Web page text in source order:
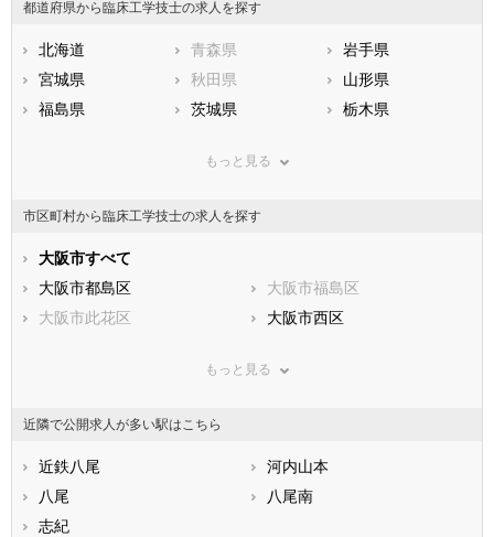
都道府県から臨床工学技士の求人を探す
北海道 青森県
岩手県
宮城県
秋田県
山形県
福島県
茨城県
栃木県
神奈川県
石川県
福井県
静岡県
滋賀県
大阪府
兵庫県
和歌山県
山口県
福岡県
佐賀県
熊本県
鹿児島県
もっと見る
市区町村から臨床工学技士の求人を探す
大阪市すべて
大阪市都島区
大阪市福島区
大阪市此花区
大阪市西区
大阪市浪速区
大阪市東成区
大阪市旭区
大阪市城東区
大阪市阿倍野区
大阪市住吉区
大阪市東住吉区
もっと見る
近隣で公開求人が多い駅はこちら
近鉄八尾
河内山本
八尾
八尾南
志紀